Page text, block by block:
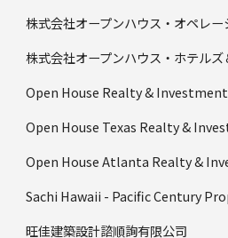
株式会社オープンハウス・オペレー
株式会社オープンハウス・ホテルズ
Open House Realty &
Open House Texas Realty &
Open House Atlanta Realty &
Sachi Hawaii - Pacific Century
旺佳建築設計諮順詢有限公司